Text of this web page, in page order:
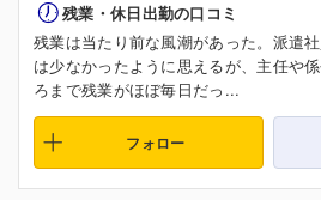
残業・休日出勤の口コミ
残業は当たり前な風潮があった。派遣
は少なかったように思えるが、主任や
ろまで残業がほぼ毎日だっ...
フォロー